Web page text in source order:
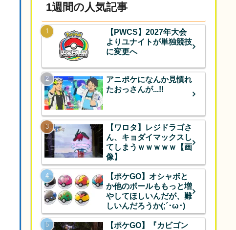
1週間の人気記事
【PWCS】2027年大会
よりユナイトが単独競技
に変更へ
アニポケになんか見慣れ
たおっさんが...!!
【ワロタ】レジドラゴさ
ん、キョダイマックスし
てしまうｗｗｗｗｗ【画
像】
【ポケGO】オシャボと
か他のボールももっと増
やしてほしいんだが、難
しいんだろうか(;´･ω･)
【ポケGO】『カビゴン